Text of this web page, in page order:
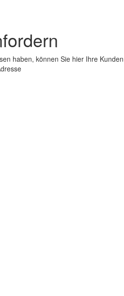
haben, können Sie hier Ihre